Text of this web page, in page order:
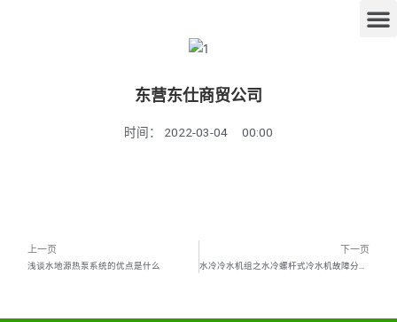
东营东仕商贸公司
时间： 2022-03-04 00:00
上一页
浅谈水地源热泵系统的优点是什么
下一页
水冷冷水机组之水冷螺杆式冷水机故障分析与排除（一）